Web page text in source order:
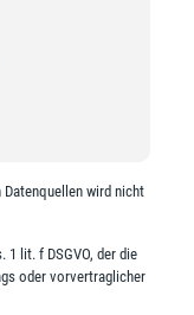
Datenquellen wird nicht
1 lit. f DSGVO, der die
oder vorvertraglicher